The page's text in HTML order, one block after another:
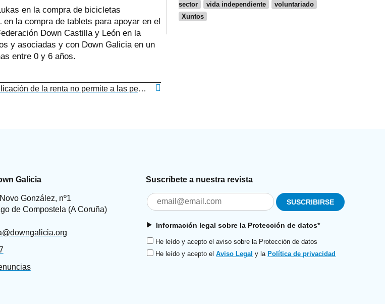
en la compra de bicicletas
la compra de tablets para apoyar en el
Down Castilla y León en la
y asociadas y con Down Galicia en un
entre 0 y 6 años.
La nueva aplicación de la renta no permite a las personas contribuyentes marcar la «X Solidaria»
sector
vida independiente
voluntariado
Xuntos
Galicia
González, nº1
de Compostela (A Coruña)
Suscríbete a nuestra revista
Información legal sobre la Protección de datos*
He leído y acepto el aviso sobre la Protección de datos
He leído y acepto elAviso Legal y la Política de privacidad